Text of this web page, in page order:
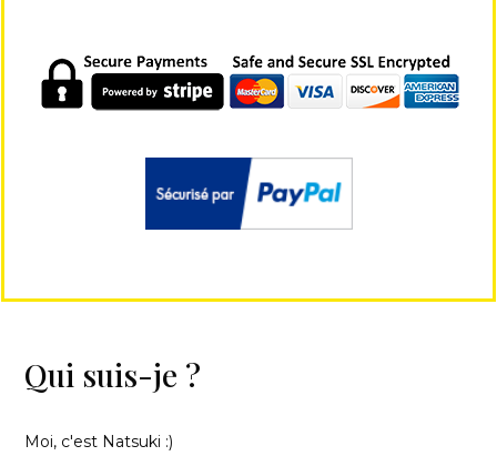
Qui suis-je ?
Moi, c'est Natsuki :)